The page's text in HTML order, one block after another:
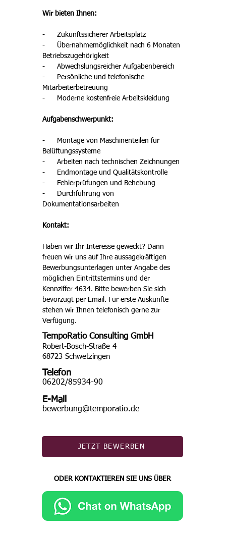
Wir bieten Ihnen:
-      Zukunftssicherer Arbeitsplatz
-      Übernahmemöglichkeit nach 6 Monaten
Betriebszugehörigkeit
-      Abwechslungsreicher Aufgabenbereich
-      Persönliche und telefonische
Mitarbeiterbetreuung
-      Moderne kostenfreie Arbeitskleidung
Aufgabenschwerpunkt:
-      Montage von Maschinenteilen für
Belüftungssysteme
-      Arbeiten nach technischen Zeichnungen
-      Endmontage und Qualitätskontrolle
-      Fehlerprüfungen und Behebung
-      Durchführung von
Dokumentationsarbeiten
Kontakt:
Haben wir Ihr Interesse geweckt? Dann
freuen wir uns auf Ihre aussagekräftigen
Bewerbungsunterlagen unter Angabe des
möglichen Eintrittstermins und der
Kennziffer 4634. Bitte bewerben Sie sich
bevorzugt per Email. Für erste Auskünfte
stehen wir Ihnen telefonisch gerne zur
Verfügung.
TempoRatio Consulting GmbH
Robert-Bosch-Straße 4
68723 Schwetzingen
06202/85934-90
bewerbung@temporatio.de
Telefon
E-Mail
JETZT BEWERBEN
ODER KONTAKTIEREN SIE UNS ÜBER